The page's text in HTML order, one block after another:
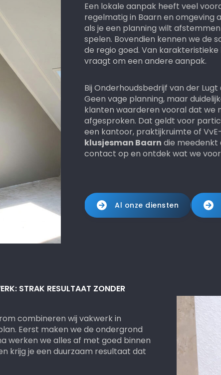
Een lokale aanpak heeft veel
regelmatig in Baarn en omgeving
als je een planning wilt
spelen. Bovendien kennen we de
de regio goed. Van
vraagt om een andere aanpak.
Bij Onderhoudsbedrijf van der
Geen vage planning, maar
klanten waarderen vooral dat we
afgesproken. Dat geldt voor
een kantoor, praktijkruimte of
klusjesman Baarn die meedenkt
contact op en ontdek wat we
Al onze diensten
STRAK RESULTAAT ZONDER
combineren wij vakwerk in
Eerst maken we de ondergrond
werken we alles af met goed binnen
krijg je een duurzaam resultaat dat